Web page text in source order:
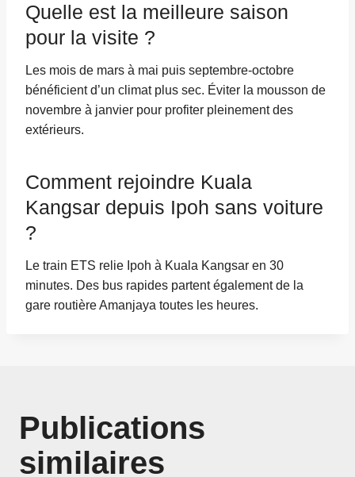
Quelle est la meilleure saison
pour la visite ?
Les mois de mars à mai puis septembre-octobre
bénéficient d’un climat plus sec. Éviter la mousson de
novembre à janvier pour profiter pleinement des
extérieurs.
Comment rejoindre Kuala
Kangsar depuis Ipoh sans voiture
?
Le train ETS relie Ipoh à Kuala Kangsar en 30
minutes. Des bus rapides partent également de la
gare routière Amanjaya toutes les heures.
Publications
similaires